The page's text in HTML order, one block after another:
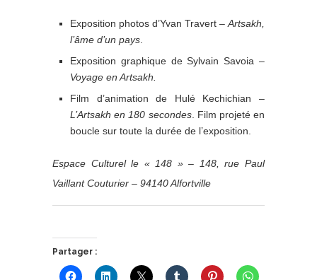
Exposition photos d’Yvan Travert – Artsakh,
l’âme d’un pays
Exposition graphique de Sylvain Savoia –
Voyage en Artsakh.
Film d’animation de Hulé Kechichian –
L’Artsakh en 180 secondes. Film projeté en
boucle sur toute la durée de l’exposition.
Espace Culturel le « 148 » – 148, rue Paul
Vaillant Couturier – 94140 Alfortville
Partager :